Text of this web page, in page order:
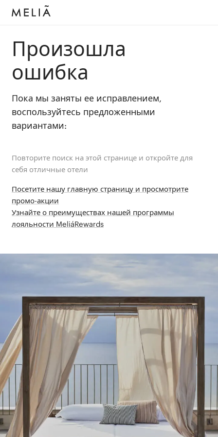
Произошла
ошибка
Пока мы заняты ее исправлением,
воспользуйтесь предложенными
вариантами:
Повторите поиск на этой странице и откройте для
себя отличные отели
Посетите нашу главную страницу и просмотрите
промо-акции
Узнайте о преимуществах нашей программы
лояльности MeliáRewards